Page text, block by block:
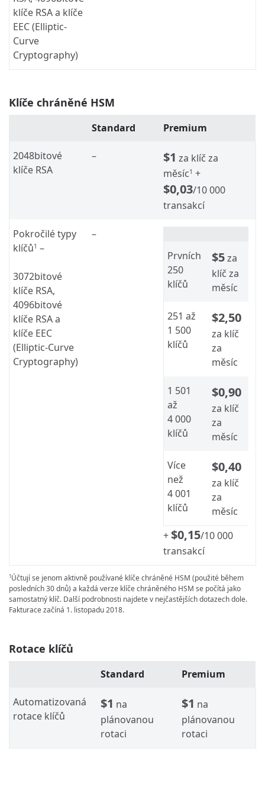
klíče RSA a klíče
EEC (Elliptic-
Curve
Cryptography)
Klíče chráněné HSM
Standard Premium
2048bitové
klíče RSA
– $1 za klíč za
měsíc1 +
$0,03/10 000
transakcí
Pokročilé typy
klíčů1 –
3072bitové
klíče RSA,
4096bitové
klíče RSA a
klíče EEC
(Elliptic-Curve
Cryptography)
–
Prvních
250
klíčů
$5za
klíč za
měsíc
251 až
1 500
klíčů
$2,50
za klíč
za
měsíc
1 501
až
4 000
klíčů
$0,90
za klíč
za
měsíc
Více
než
4 001
klíčů
$0,40
za klíč
za
měsíc
+ $0,15/10 000
transakcí
1 Účtují se jenom aktivně používané klíče chráněné HSM (použité během
posledních 30 dnů) a každá verze klíče chráněného HSM se počítá jako
samostatný klíč. Další podrobnosti najdete v nejčastějších dotazech dole.
Fakturace začíná 1. listopadu 2018.
Rotace klíčů
Standard Premium
Automatizovaná
rotace klíčů
$1 na
plánovanou
rotaci
$1 na
plánovanou
rotaci